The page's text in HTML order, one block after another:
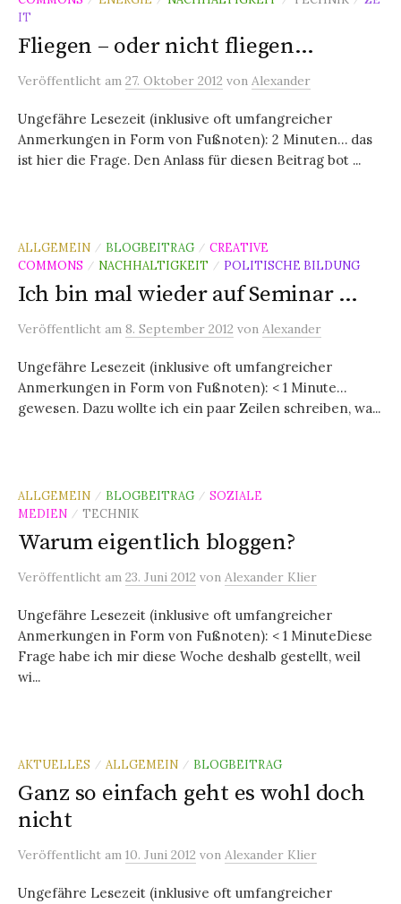
IT
Fliegen – oder nicht fliegen…
Veröffentlicht am 27. Oktober 2012 von Alexander
Ungefähre Lesezeit (inklusive oft umfangreicher
Anmerkungen in Form von Fußnoten): 2 Minuten… das
ist hier die Frage. Den Anlass für diesen Beitrag bot ...
ALLGEMEIN / BLOGBEITRAG / CREATIVE
COMMONS
/ NACHHALTIGKEIT / POLITISCHE BILDUNG
Ich bin mal wieder auf Seminar …
Veröffentlicht am 8. September 2012 von Alexander
Ungefähre Lesezeit (inklusive oft umfangreicher
Anmerkungen in Form von Fußnoten): < 1 Minute…
gewesen. Dazu wollte ich ein paar Zeilen schreiben, wa...
ALLGEMEIN / BLOGBEITRAG / SOZIALE
MEDIEN / TECHNIK
Warum eigentlich bloggen?
Veröffentlicht am 23. Juni 2012 von Alexander Klier
Ungefähre Lesezeit (inklusive oft umfangreicher
Anmerkungen in Form von Fußnoten): < 1 MinuteDiese
Frage habe ich mir diese Woche deshalb gestellt, weil
wi...
AKTUELLES / ALLGEMEIN / BLOGBEITRAG
Ganz so einfach geht es wohl doch
nicht
Veröffentlicht am 10. Juni 2012 von Alexander Klier
Ungefähre Lesezeit (inklusive oft umfangreicher